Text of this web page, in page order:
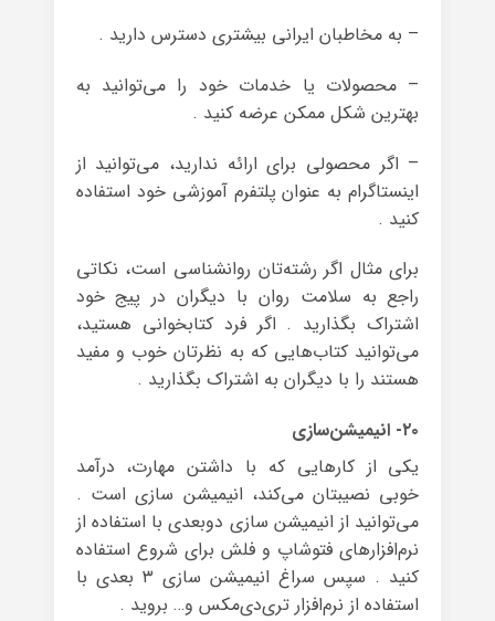
– به مخاطبان ایرانی بیشتری دسترس دارید .
– محصولات یا خدمات خود را می‌توانید به
بهترین شکل ممکن عرضه کنید .
– اگر محصولی برای ارائه ندارید، می‌توانید از
اینستاگرام به عنوان پلتفرم آموزشی خود استفاده
کنید .
برای مثال اگر رشته‌تان روانشناسی است، نکاتی
راجع به سلامت روان با دیگران در پیج خود
اشتراک بگذارید . اگر فرد کتابخوانی هستید،
می‌توانید کتاب‌هایی که به نظرتان خوب و مفید
هستند را با دیگران به اشتراک بگذارید .
۲۰- انیمیشن‌سازی
یکی از کارهایی که با داشتن مهارت، درآمد
خوبی نصیبتان می‌کند، انیمیشن سازی است .
می‌توانید از انیمیشن سازی دوبعدی با استفاده از
نرم‌افزارهای فتوشاپ و فلش برای شروع استفاده
کنید . سپس سراغ انیمیشن سازی ۳ بعدی با
استفاده از نرم‌افزار تری‌دی‌مکس و… بروید .